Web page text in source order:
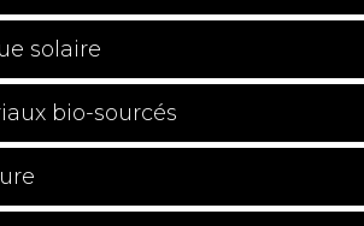
solaire
bio-sourcés